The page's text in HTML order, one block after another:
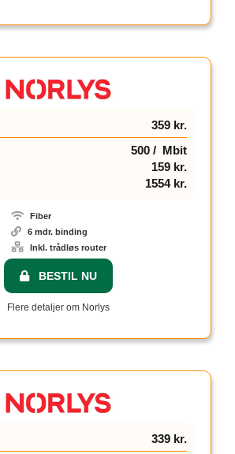
359 kr.
500 / Mbit
159 kr.
1554 kr.
Fiber
6 mdr. binding
Inkl. trådløs router
BESTIL NU
Flere detaljer om Norlys
339 kr.